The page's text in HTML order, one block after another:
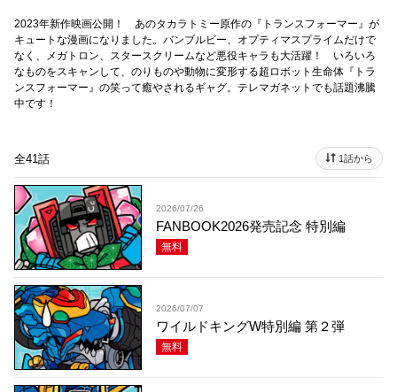
2023年新作映画公開！ あのタカラトミー原作の『トランスフォーマー』が
キュートな漫画になりました。バンブルビー、オプティマスプライムだけで
なく、メガトロン、スタースクリームなど悪役キャラも大活躍！ いろいろ
なものをスキャンして、のりものや動物に変形する超ロボット生命体『トラ
ンスフォーマー』の笑って癒やされるギャグ。テレマガネットでも話題沸騰
中です！
全41話 1話から
2026/07/26
FANBOOK2026発売記念 特別編
無料
2026/07/07
ワイルドキングW特別編 第２弾
無料